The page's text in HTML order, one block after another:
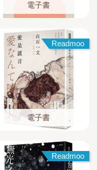
電子書
Readmoo
電子書
Readmoo